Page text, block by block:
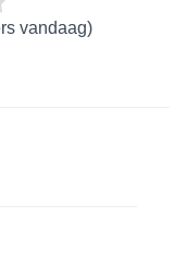
vandaag)